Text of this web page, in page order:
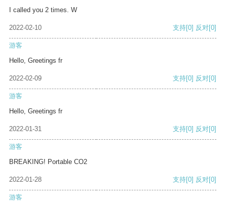
I called you 2 times. W
2022-02-10 支持[0] 反对[0]
游客
Hello, Greetings fr
2022-02-09 支持[0] 反对[0]
游客
Hello, Greetings fr
2022-01-31 支持[0] 反对[0]
游客
BREAKING! Portable CO2
2022-01-28 支持[0] 反对[0]
游客